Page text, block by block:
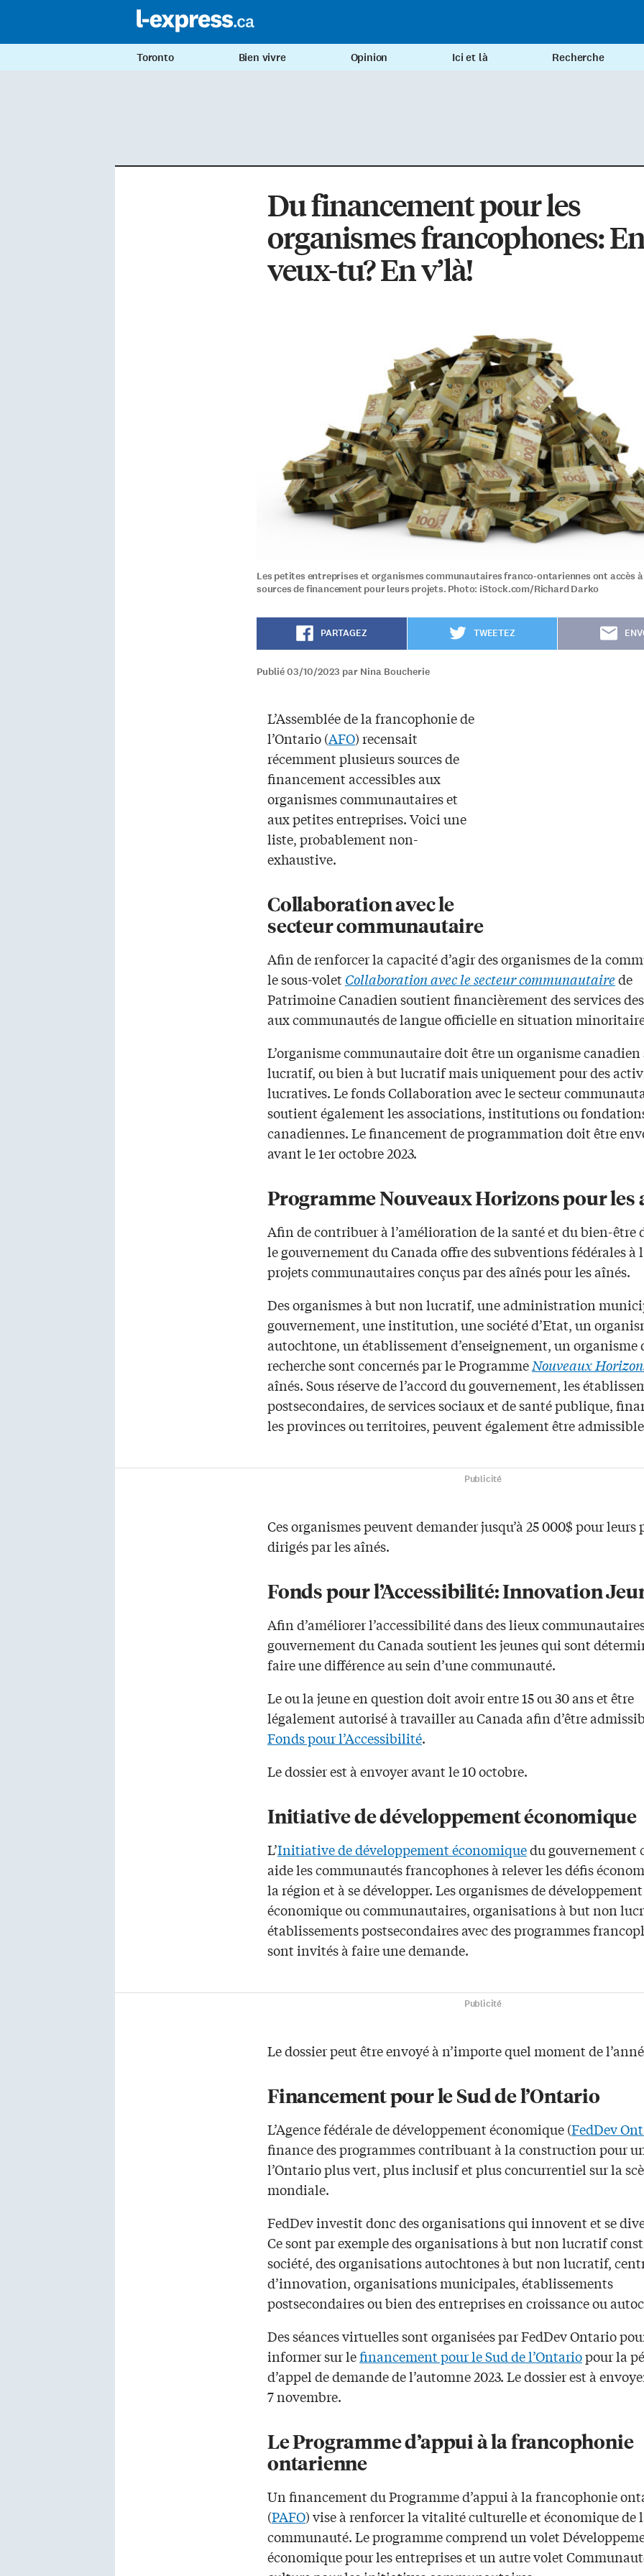
Toronto Bien vivre Opinion Ici et là Recherche
Du financement pour les
organismes francophones:
veux-tu? En v’là!
Les petites entreprises et organismes communautaires franco-ontariennes ont accès
sources de financement pour leurs projets. Photo: iStock.com/Richard Darko
PARTAGEZ TWEETEZ
Publié 03/10/2023 par Nina Boucherie
L’Assemblée de la francophonie de
l’Ontario (AFO) recensait
récemment plusieurs sources de
financement accessibles aux
organismes communautaires et
aux petites entreprises. Voici une
liste, probablement non-
exhaustive.
Collaboration avec le
secteur communautaire
Afin de renforcer la capacité d’agir des organismes de la
le sous-voletCollaboration avec le secteur communautairede
Patrimoine Canadien soutient financièrement des services
aux communautés de langue officielle en situation
L’organisme communautaire doit être un organisme canadien
lucratif, ou bien à but lucratif mais uniquement pour des
lucratives. Le fonds Collaboration avec le secteur
soutient également les associations, institutions ou
canadiennes. Le financement de programmation doit être
avant le 1er octobre 2023.
Programme Nouveaux Horizons pour les
Afin de contribuer à l’amélioration de la santé et du bien-être
le gouvernement du Canada offre des subventions fédérales à
projets communautaires conçus par des aînés pour les aînés.
Des organismes à but non lucratif, une administration
gouvernement, une institution, une société d’Etat, un
autochtone, un établissement d’enseignement, un organisme
recherche sont concernés par le ProgrammeNouveaux
aînés. Sous réserve de l’accord du gouvernement, les
postsecondaires, de services sociaux et de santé publique,
les provinces ou territoires, peuvent également être
Publicité
Ces organismes peuvent demander jusqu’à 25 000$ pour leurs
dirigés par les aînés.
Fonds pour l’Accessibilité: Innovation
Afin d’améliorer l’accessibilité dans des lieux
gouvernement du Canada soutient les jeunes qui sont
faire une différence au sein d’une communauté.
Le ou la jeune en question doit avoir entre 15 ou 30 ans et être
légalement autorisé à travailler au Canada afin d’être
Fonds pour l’Accessibilité.
Le dossier est à envoyer avant le 10 octobre.
Initiative de développement économique
L’Initiative de développement économiquedu gouvernement
aide les communautés francophones à relever les défis
la région et à se développer. Les organismes de développement
économique ou communautaires, organisations à but non
établissements postsecondaires avec des programmes
sont invités à faire une demande.
Publicité
Le dossier peut être envoyé à n’importe quel moment de
Financement pour le Sud de l’Ontario
L’Agence fédérale de développement économique (FedDev
finance des programmes contribuant à la construction pour
l’Ontario plus vert, plus inclusif et plus concurrentiel sur la
mondiale.
FedDev investit donc des organisations qui innovent et se
Ce sont par exemple des organisations à but non lucratif
société, des organisations autochtones à but non lucratif,
d’innovation, organisations municipales, établissements
postsecondaires ou bien des entreprises en croissance ou
Des séances virtuelles sont organisées par FedDev Ontario
informer sur lefinancement pour le Sud de l’Ontariopour la
d’appel de demande de l’automne 2023. Le dossier est à
7 novembre.
Le Programme d’appui à la francophonie
ontarienne
Un financement du Programme d’appui à la francophonie
(PAFO) vise à renforcer la vitalité culturelle et économique de
communauté. Le programme comprend un volet
économique pour les entreprises et un autre volet